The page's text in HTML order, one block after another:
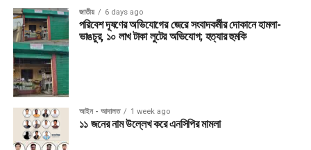
জাতীয় 6 days ago
পরিবেশ দূষণের অভিযোগের জেরে সংবাদকর্মীর দোকানে হামলা-
ভাঙচুর, ১০ লাখ টাকা লুটের অভিযোগ; হত্যার হুমকি
আইন - আদালত 1 week ago
১১ জনের নাম উল্লেখ করে এনসিপির মামলা